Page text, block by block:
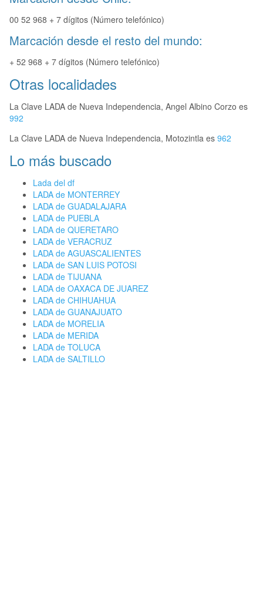
00 52 968 + 7 dígitos (Número telefónico)
Marcación desde el resto del mundo:
+ 52 968 + 7 dígitos (Número telefónico)
Otras localidades
La Clave LADA de Nueva Independencia, Angel Albino Corzo es
992
La Clave LADA de Nueva Independencia, Motozintla es 962
Lo más buscado
Lada del df
LADA de MONTERREY
LADA de GUADALAJARA
LADA de PUEBLA
LADA de QUERETARO
LADA de VERACRUZ
LADA de AGUASCALIENTES
LADA de SAN LUIS POTOSI
LADA de TIJUANA
LADA de OAXACA DE JUAREZ
LADA de CHIHUAHUA
LADA de GUANAJUATO
LADA de MORELIA
LADA de MERIDA
LADA de TOLUCA
LADA de SALTILLO